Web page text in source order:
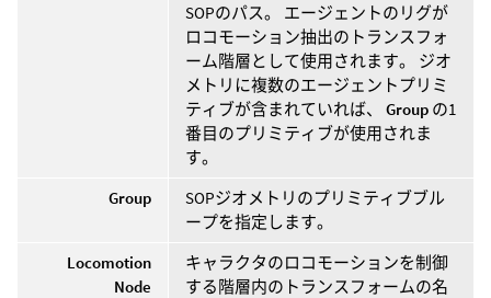
SOPのパス。 エージェントのリグが
ロコモーション抽出のトランスフォ
ーム階層として使用されます。 ジオ
メトリに複数のエージェントプリミ
ティブが含まれていれば、 Group の1
番目のプリミティブが使用されま
す。
Group
SOPジオメトリのプリミティブブル
ープを指定します。
Locomotion
Node
キャラクタのロコモーションを制御
する階層内のトランスフォームの名